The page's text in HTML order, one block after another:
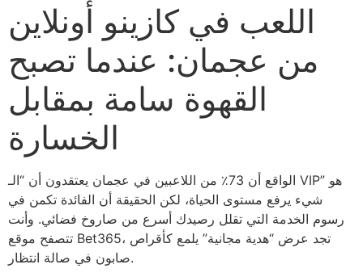
اللعب في كازينو أونلاين
من عجمان: عندما تصبح
القهوة سامة بمقابل
الخسارة
الواقع أن 73٪ من اللاعبين في عجمان يعتقدون أن “الـ VIP” هو
شيء يرفع مستوى الحياة، لكن الحقيقة أن الفائدة تكمن في
رسوم الخدمة التي تقلل رصيدك أسرع من صاروخ فضائي. وأنت
تتصفح موقع Bet365، تجد عرض “هدية مجانية” يلمع كأقراص
صابون في صالة انتظار.